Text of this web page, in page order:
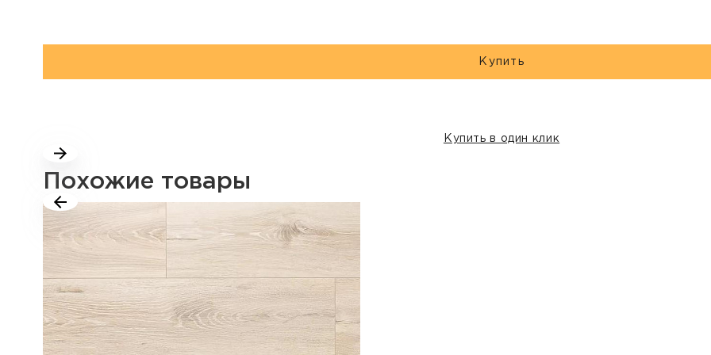
Купить
Купить в один клик
Похожие товары